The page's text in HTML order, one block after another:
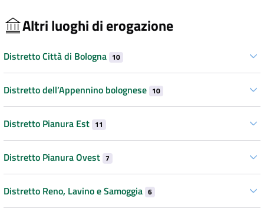
Altri luoghi di erogazione
Distretto Città di Bologna 10
Distretto dell’Appennino bolognese 10
Distretto Pianura Est 11
Distretto Pianura Ovest 7
Distretto Reno, Lavino e Samoggia 6